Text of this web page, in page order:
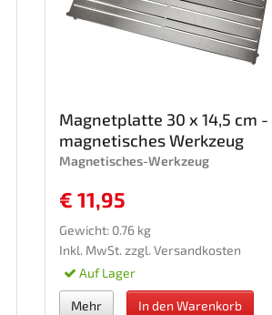
Magnetplatte 30 x 14,5 cm -
magnetisches Werkzeug
Magnetisches-Werkzeug
€ 11,95
Gewicht: 0.76 kg
Inkl. MwSt. zzgl. Versandkosten
Auf Lager
Mehr In den Warenkorb